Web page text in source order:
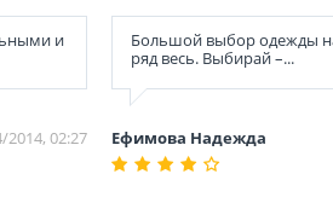
и
2014, 02:27
Большой выбор одежды
ряд весь. Выбирай –...
Ефимова Надежда